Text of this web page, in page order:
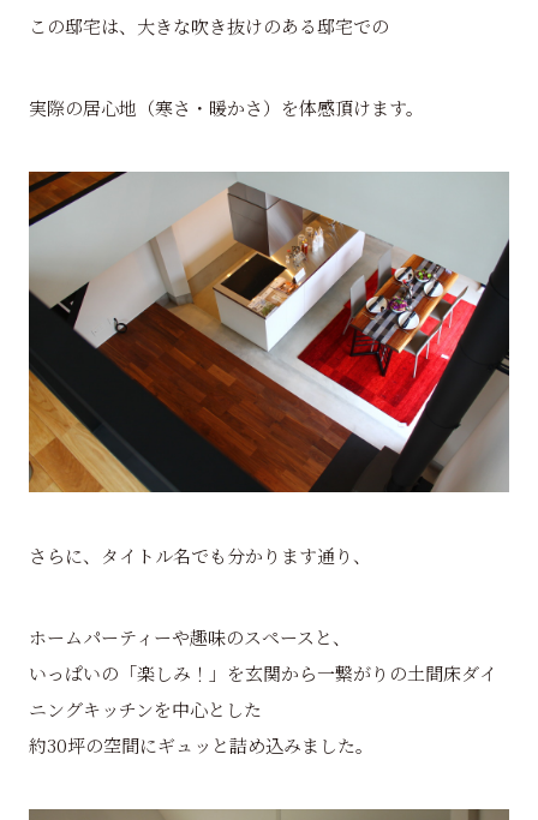
この邸宅は、大きな吹き抜けのある邸宅での
実際の居心地（寒さ・暖かさ）を体感頂けます。
さらに、タイトル名でも分かります通り、
ホームパーティーや趣味のスペースと、
いっぱいの「楽しみ！」を玄関から一繋がりの土間床ダイ
ニングキッチンを中心とした
約30坪の空間にギュッと詰め込みました。